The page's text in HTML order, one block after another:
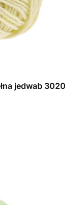
jedwab 3020